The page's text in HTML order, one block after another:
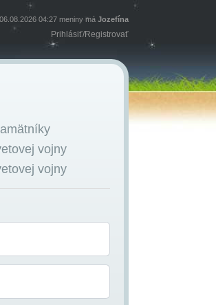
06.08.2026 04:27 meniny má Jozefína
Prihlásiť/Registrovať
vojny
vojny